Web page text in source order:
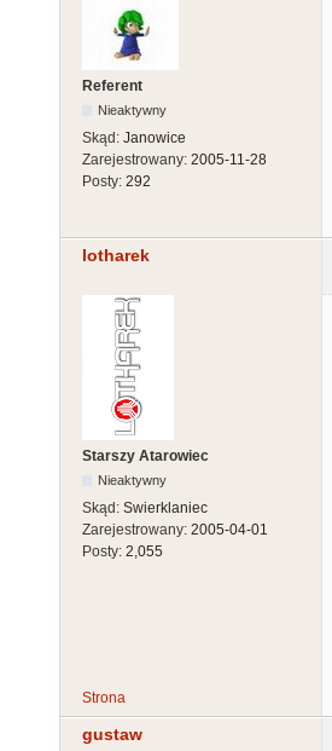
Referent
Nieaktywny
Skąd: Janowice
Zarejestrowany: 2005-11-28
Posty: 292
lotharek
Starszy Atarowiec
Nieaktywny
Skąd: Swierklaniec
Zarejestrowany: 2005-04-01
Posty: 2,055
Strona
gustaw